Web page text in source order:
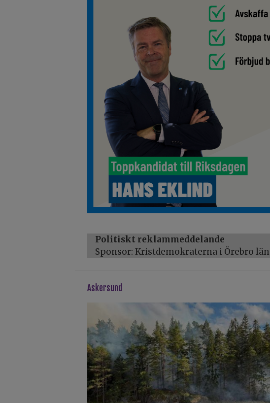
Politiskt reklammeddelande
Sponsor: Kristdemokraterna i Örebro län
askersund